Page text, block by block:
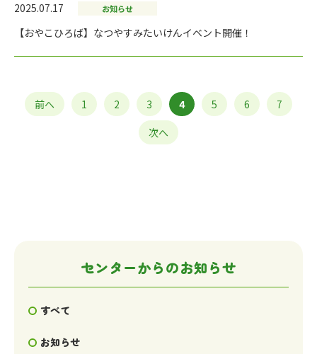
2025.07.17 お知らせ
【おやこひろば】なつやすみたいけんイベント開催！
前へ 1 2 3 4 5 6
7
次へ
センターからのお知らせ
すべて
お知らせ